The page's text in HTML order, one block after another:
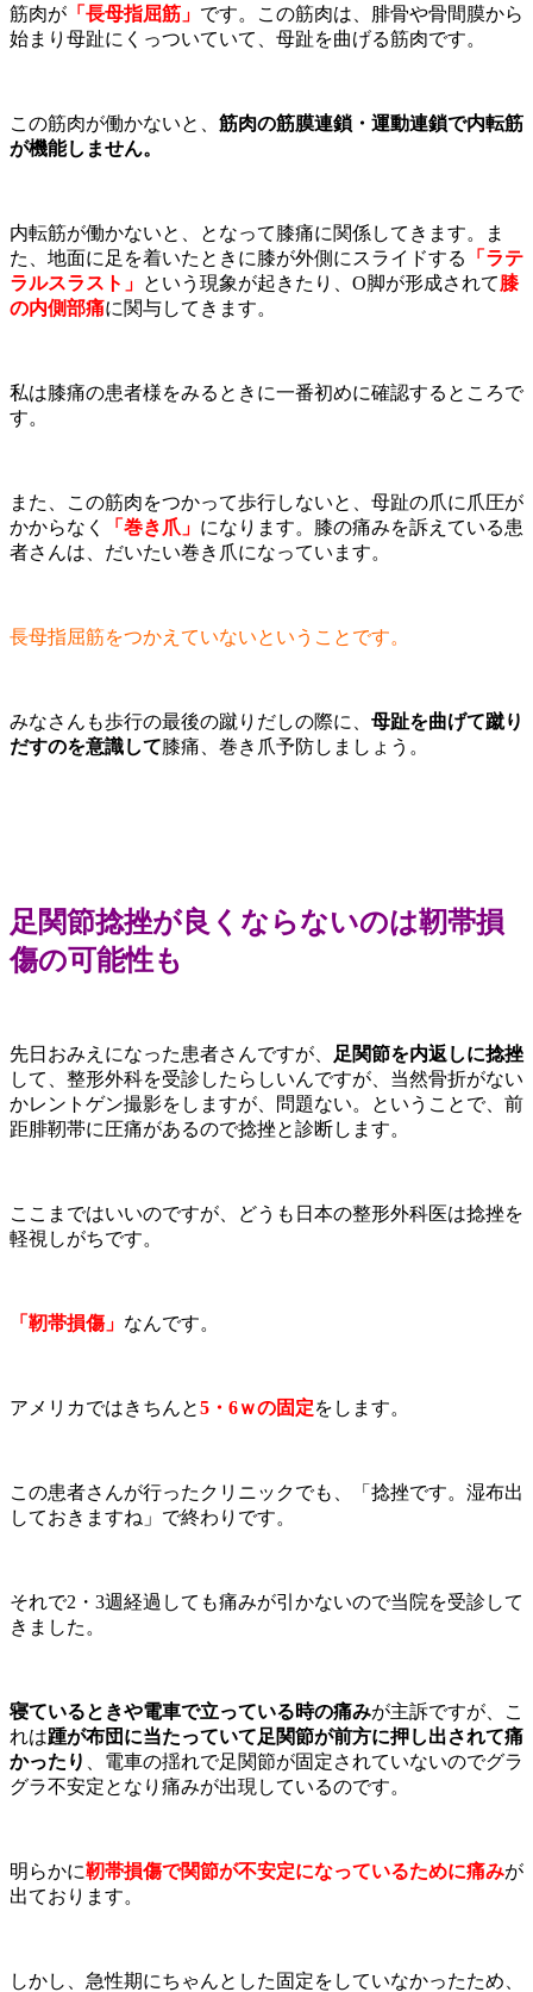
筋肉が 「長母指屈筋」 です。この筋肉は、腓骨や骨間膜から
始まり母趾にくっついていて、母趾を曲げる筋肉です。
この筋肉が働かないと、 筋肉の筋膜連鎖・運動連鎖で内転筋
が機能しません。
内転筋が働かないと、となって膝痛に関係してきます。ま
た、地面に足を着いたときに膝が外側にスライドする
「ラテ
ラルスラスト」 という現象が起きたり、O脚が形成されて膝
の内側部痛に関与してきます。
私は膝痛の患者様をみるときに一番初めに確認するところで
す。
また、この筋肉をつかって歩行しないと、母趾の爪に爪圧が
かからなく
「巻き爪」 になります。膝の痛みを訴えている患
者さんは、だいたい巻き爪になっています。
長母指屈筋をつかえていないということです。
みなさんも歩行の最後の蹴りだしの際に、 母趾を曲げて蹴り
だすのを意識して膝痛、巻き爪予防しましょう。
足関節捻挫が良くならないのは靭帯損
傷の可能性も
先日おみえになった患者さんですが、
足関節を内返しに捻挫
して、整形外科を受診したらしいんですが、当然骨折がない
かレントゲン撮影をしますが、問題ない。ということで、前
距腓靭帯に圧痛があるので捻挫と診断します。
ここまではいいのですが、どうも日本の整形外科医は捻挫を
軽視しがちです。
「靭帯損傷」 なんです。
アメリカではきちんと5・6ｗの固定をします。
この患者さんが行ったクリニックでも、「捻挫です。湿布出
しておきますね」で終わりです。
それで2・3週経過しても痛みが引かないので当院を受診して
きました。
寝ているときや電車で立っている時の痛みが主訴ですが、こ
れは踵が布団に当たっていて足関節が前方に押し出されて痛
かったり
、電車の揺れで足関節が固定されていないのでグラ
グラ不安定となり痛みが出現しているのです。
明らかに靭帯損傷で関節が不安定になっているために痛みが
出ております。
しかし、急性期にちゃんとした固定をしていなかったため、